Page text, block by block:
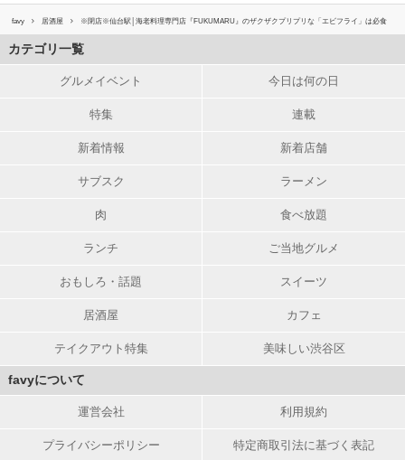
favy 居酒屋 ※閉店※仙台駅│海老料理専門店『FUKUMARU』のザクザクプリプリな「エビフライ」は必食
カテゴリ一覧
グルメイベント 今日は何の日
特集 連載
新着情報 新着店舗
サブスク ラーメン
肉 食べ放題
ランチ ご当地グルメ
おもしろ・話題 スイーツ
居酒屋 カフェ
テイクアウト特集 美味しい渋谷区
favyについて
運営会社 利用規約
プライバシーポリシー 特定商取引法に基づく表記